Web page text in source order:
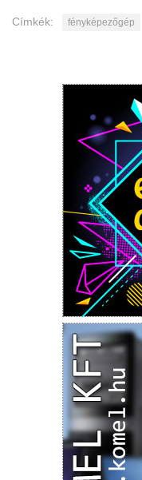
Címkék: fényképezőgép